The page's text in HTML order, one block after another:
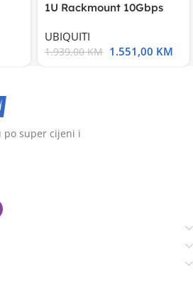
1U Rackmount 10Gbps
UBIQUITI
1.939,00KM 1.551,00 KM
po super cijeni i